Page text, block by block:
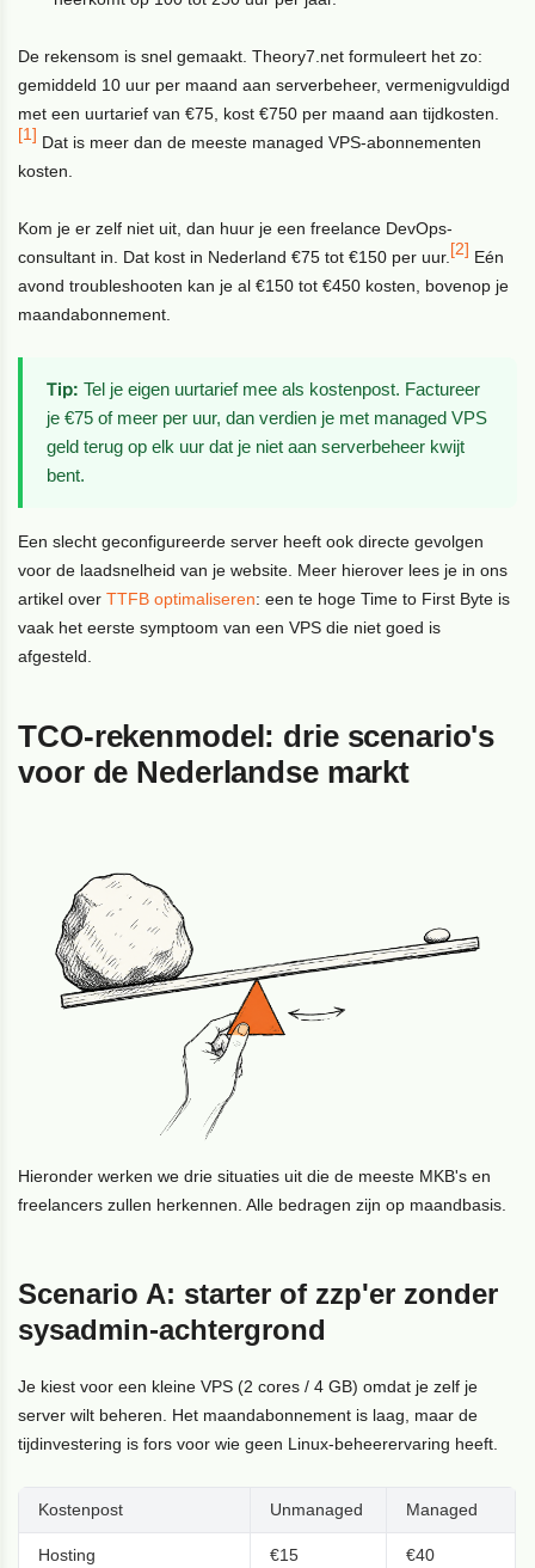
De rekensom is snel gemaakt. Theory7.net formuleert het zo:
gemiddeld 10 uur per maand aan serverbeheer, vermenigvuldigd
met een uurtarief van €75, kost €750 per maand aan tijdkosten.
[1] Dat is meer dan de meeste managed VPS-abonnementen
kosten.
Kom je er zelf niet uit, dan huur je een freelance DevOps-
consultant in. Dat kost in Nederland €75 tot €150 per uur. [2] Eén
avond troubleshooten kan je al €150 tot €450 kosten, bovenop je
maandabonnement.
Tip: Tel je eigen uurtarief mee als kostenpost. Factureer
je €75 of meer per uur, dan verdien je met managed VPS
geld terug op elk uur dat je niet aan serverbeheer kwijt
bent.
Een slecht geconfigureerde server heeft ook directe gevolgen
voor de laadsnelheid van je website. Meer hierover lees je in ons
artikel overTTFB optimaliseren: een te hoge Time to First Byte is
vaak het eerste symptoom van een VPS die niet goed is
afgesteld.
TCO-rekenmodel: drie scenario's
voor de Nederlandse markt
Hieronder werken we drie situaties uit die de meeste MKB's en
freelancers zullen herkennen. Alle bedragen zijn op maandbasis.
Scenario A: starter of zzp'er zonder
sysadmin-achtergrond
Je kiest voor een kleine VPS (2 cores / 4 GB) omdat je zelf je
server wilt beheren. Het maandabonnement is laag, maar de
tijdinvestering is fors voor wie geen Linux-beheerervaring heeft.
Kostenpost Unmanaged Managed
Hosting €15 €40